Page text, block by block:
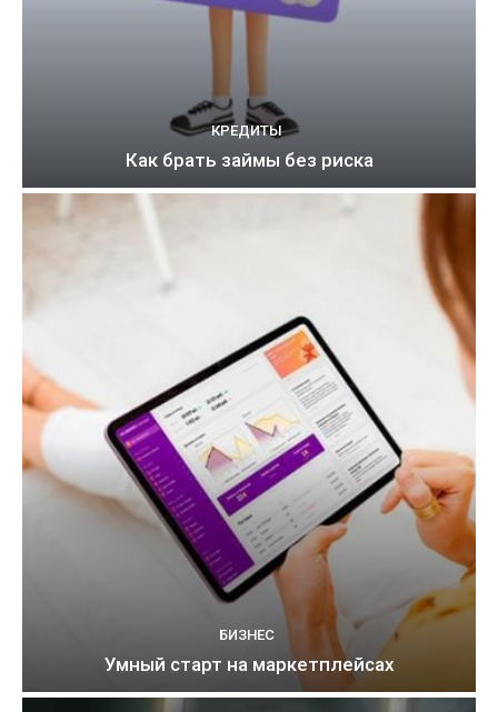
КРЕДИТЫ
Как брать займы без риска
БИЗНЕС
Умный старт на маркетплейсах